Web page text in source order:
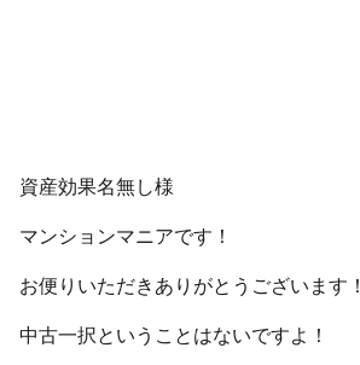
資産効果名無し様
マンションマニアです！
お便りいただきありがとうございます！
中古一択ということはないですよ！